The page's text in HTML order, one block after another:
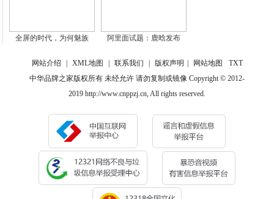
全屏的时代，为何魅族 阿里面试题：鹿晗发布
网站介绍 XML地图 联系我们 版权声明 网站地图
TXT
中华品牌之家版权所有 未经允许 请勿复制或镜像 Copyright © 2012-
2019 http://www.cnppzj.cn, All rights reserved.